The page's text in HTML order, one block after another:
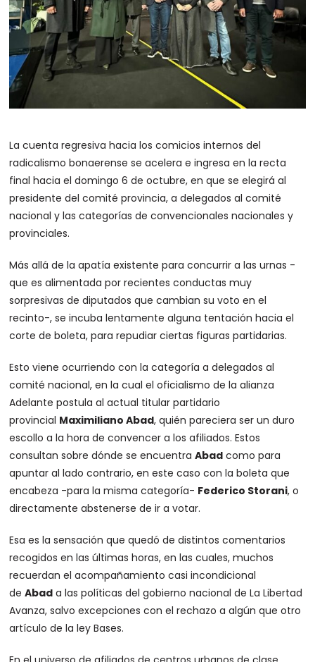
La cuenta regresiva hacia los comicios internos del
radicalismo bonaerense se acelera e ingresa en la recta
final hacia el domingo 6 de octubre, en que se elegirá al
presidente del comité provincia, a delegados al comité
nacional y las categorías de convencionales nacionales y
provinciales.
Más allá de la apatía existente para concurrir a las urnas -
que es alimentada por recientes conductas muy
sorpresivas de diputados que cambian su voto en el
recinto-, se incuba lentamente alguna tentación hacia el
corte de boleta, para repudiar ciertas figuras partidarias.
Esto viene ocurriendo con la categoría a delegados al
comité nacional, en la cual el oficialismo de la alianza
Adelante postula al actual titular partidario
provincial Maximiliano Abad, quién pareciera ser un duro
escollo a la hora de convencer a los afiliados. Estos
consultan sobre dónde se encuentraAbad como para
apuntar al lado contrario, en este caso con la boleta que
encabeza -para la misma categoría- Federico Storani, o
directamente abstenerse de ir a votar.
Esa es la sensación que quedó de distintos comentarios
recogidos en las últimas horas, en las cuales, muchos
recuerdan el acompañamiento casi incondicional
deAbad a las políticas del gobierno nacional de La Libertad
Avanza, salvo excepciones con el rechazo a algún que otro
artículo de la ley Bases.